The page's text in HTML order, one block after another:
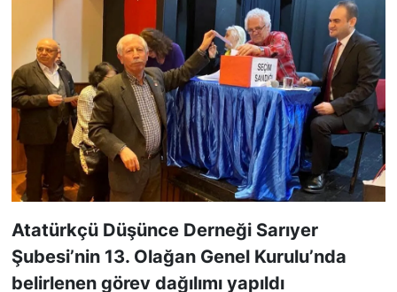
Atatürkçü Düşünce Derneği Sarıyer
Şubesi’nin 13. Olağan Genel Kurulu’nda
belirlenen görev dağılımı yapıldı